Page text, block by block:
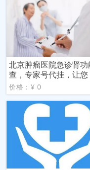
北京肿瘤医院急诊肾功
查，专家号代挂，让您
价格：¥ 0